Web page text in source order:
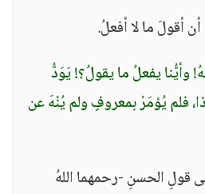
أقولَ ما لا أفعلُ.
وأيُّنا يفعلُ ما يقولُ؟! يَوَدُّ
فلم يُؤمَرْ بمعروفٍ ولم يُنْهَ عن
قولِ الحسنِ -رحمهما اللهُ